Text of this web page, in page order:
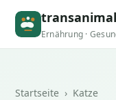
transanimal
Ernährung ·
Startseite › Katze